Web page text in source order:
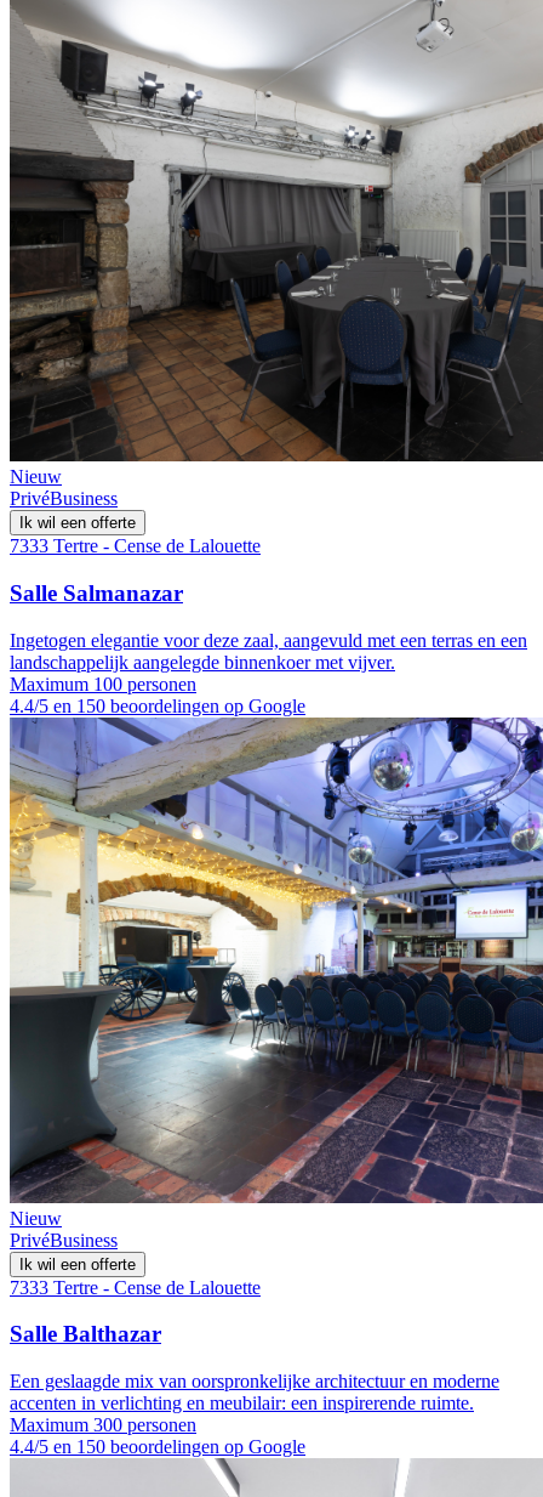
Nieuw
PrivéBusiness
Ik wil een offerte
7333 Tertre - Cense de Lalouette
Salle Salmanazar
Ingetogen elegantie voor deze zaal, aangevuld met een terras en een
landschappelijk aangelegde binnenkoer met vijver.
Maximum 100 personen
4.4/5 en 150 beoordelingen op Google
Nieuw
PrivéBusiness
Ik wil een offerte
7333 Tertre - Cense de Lalouette
Salle Balthazar
Een geslaagde mix van oorspronkelijke architectuur en moderne
accenten in verlichting en meubilair: een inspirerende ruimte.
Maximum 300 personen
4.4/5 en 150 beoordelingen op Google